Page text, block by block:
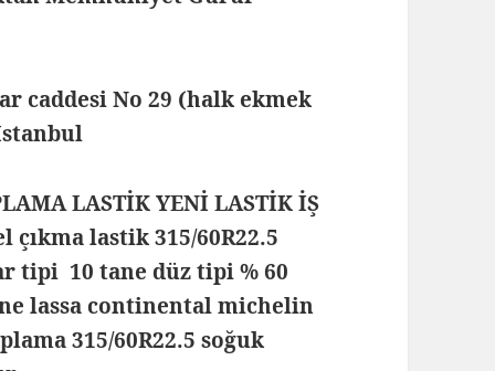
caddesi No 29 (halk ekmek
LASTİK YENİ LASTİK İŞ
çıkma lastik 315/60R22.5
tipi 10 tane düz tipi % 60
lassa continental michelin
315/60R22.5 soğuk